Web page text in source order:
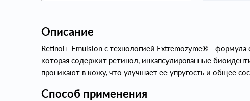
Описание
Retinol+ Emulsion с технологией Extremozyme® -
которая содержит ретинол, инкапсулированные
проникают в кожу, что улучшает ее упругость и общее
Способ применения